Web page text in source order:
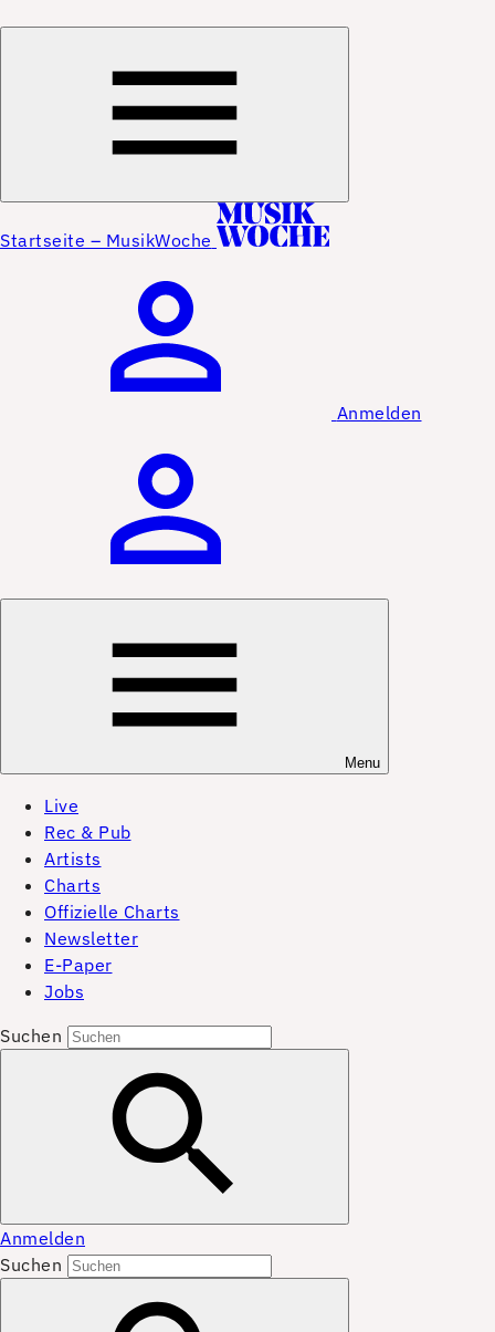
Startseite – MusikWoche
Anmelden
Menu
Live
Rec & Pub
Artists
Charts
Offizielle Charts
Newsletter
E-Paper
Jobs
Suchen
Anmelden
Suchen